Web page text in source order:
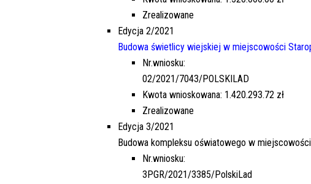
Zrealizowane
Edycja 2/2021
Budowa świetlicy wiejskiej w miejscowości
Nr.wniosku:
02/2021/7043/POLSKILAD
Kwota wnioskowana: 1.420.293.72 zł
Zrealizowane
Edycja 3/2021
Budowa kompleksu oświatowego w
Nr.wniosku:
3PGR/2021/3385/PolskiLad